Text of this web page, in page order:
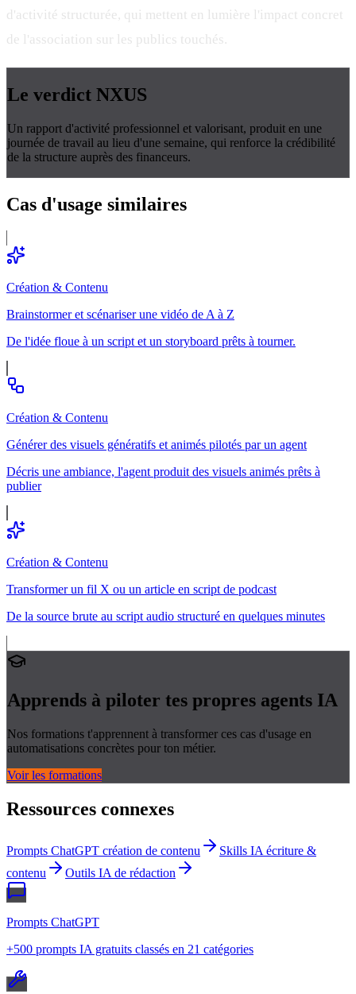
d'activité structurée, qui mettent en lumière l'impact concret
de l'association sur les publics touchés.
Le verdict NXUS
Un rapport d'activité professionnel et valorisant, produit en une
journée de travail au lieu d'une semaine, qui renforce la crédibilité
de la structure auprès des financeurs.
Cas d'usage similaires
Création & Contenu
Brainstormer et scénariser une vidéo de A à Z
De l'idée floue à un script et un storyboard prêts à tourner.
Création & Contenu
Générer des visuels génératifs et animés pilotés par un agent
Décris une ambiance, l'agent produit des visuels animés prêts à
publier
Création & Contenu
Transformer un fil X ou un article en script de podcast
De la source brute au script audio structuré en quelques minutes
Apprends à piloter tes propres agents IA
Nos formations t'apprennent à transformer ces cas d'usage en
automatisations concrètes pour ton métier.
Voir les formations
Ressources connexes
Prompts ChatGPT création de contenu
Skills IA écriture &
contenu
Outils IA de rédaction
Prompts ChatGPT
+500 prompts IA gratuits classés en 21 catégories